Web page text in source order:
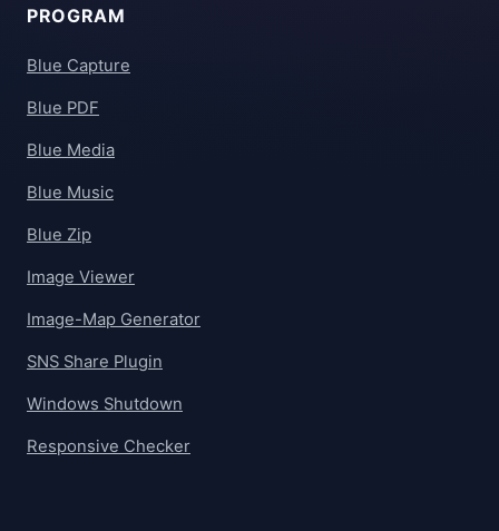
PROGRAM
Blue Capture
Blue PDF
Blue Media
Blue Music
Blue Zip
Image Viewer
Image-Map Generator
SNS Share Plugin
Windows Shutdown
Responsive Checker